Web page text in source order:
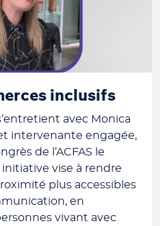
inclusifs
avec Monica
intervenante engagée,
de l’ACFAS le
vise à rendre
plus accessibles
en
vivant avec